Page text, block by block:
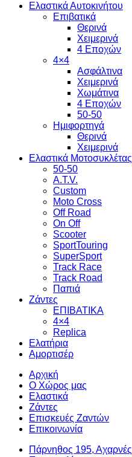
Ελαστικά Αυτοκινήτου
Επιβατικά
Θερινά
Χειμερινά
4 Εποχών
4×4
Ασφάλτινα
Χειμερινά
Χωμάτινα
4 Εποχών
50-50
Ημιφορτηγά
Θερινά
Χειμερινά
Ελαστικά Μοτοσυκλέτας
50-50
A.T.V.
Custom
Moto Cross
Off Road
On Off
Scooter
SportTouring
SuperSport
Track Race
Track Road
Παπιά
Ζάντες
ΕΠΙΒΑΤΙΚΑ
4×4
Replica
Ελατήρια
Αμορτισέρ
Αρχική
Ο Χώρος μας
Ελαστικά
Ζάντες
Επισκευές Ζαντών
Επικοινωνία
Πάρνηθος 195, Αχαρνές